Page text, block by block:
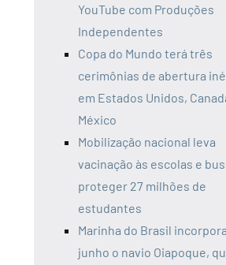
YouTube com Produções
Independentes
Copa do Mundo terá três
cerimônias de abertura
em Estados Unidos,
México
Mobilização nacional leva
vacinação às escolas e
proteger 27 milhões de
estudantes
Marinha do Brasil
junho o navio Oiapoque,